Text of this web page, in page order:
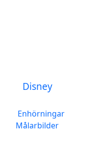
Disney